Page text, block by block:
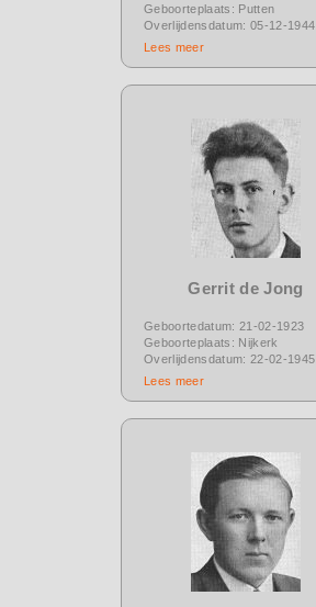
Geboorteplaats: Putten
Overlijdensdatum: 05-12-1944
Lees meer
Gerrit de Jong
Geboortedatum: 21-02-1923
Geboorteplaats: Nijkerk
Overlijdensdatum: 22-02-1945
Lees meer